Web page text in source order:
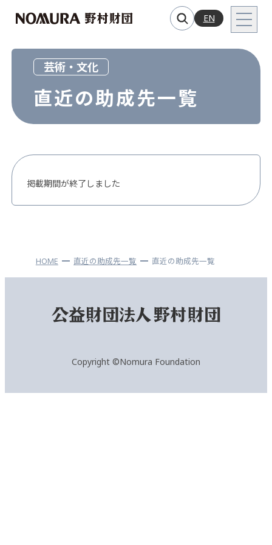
EN
芸術・文化
直近の助成先一覧
掲載期間が終了しました
HOME 直近の助成先一覧 直近の助成先一覧
Copyright ©Nomura Foundation